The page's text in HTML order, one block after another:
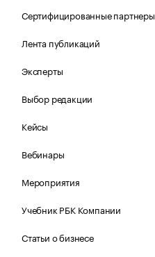
Сертифицированные партнеры
Лента публикаций
Эксперты
Выбор редакции
Кейсы
Вебинары
Мероприятия
Учебник РБК Компании
Статьи о бизнесе